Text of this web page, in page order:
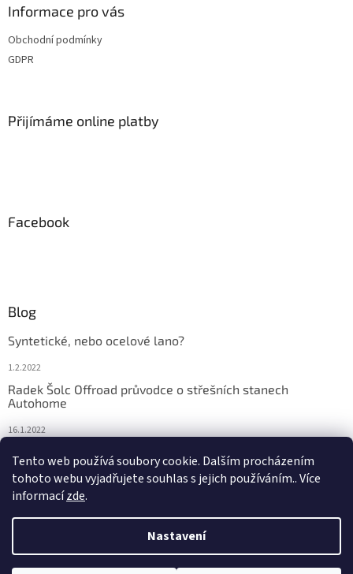
Tento web používá soubory cookie. Dalším procházením
tohoto webu vyjadřujete souhlas s jejich používáním.. Více
informacízde.
Nastavení
Informace pro vás
Obchodní podmínky
GDPR
Přijímáme online platby
Facebook
Blog
Syntetické, nebo ocelové lano?
1.2.2022
Radek Šolc Offroad průvodce o střešních stanech
Autohome
16.1.2022
4.2.2021
Vytvořil Shoptet